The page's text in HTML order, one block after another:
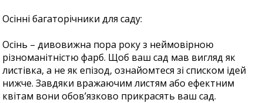
Осінні багаторічники для саду:
Осінь – дивовижна пора року з неймовірною
різноманітністю фарб. Щоб ваш сад мав вигляд як
листівка, а не як епізод, ознайомтеся зі списком ідей
нижче. Завдяки вражаючим листям або ефектним
квітам вони обов’язково прикрасять ваш сад.